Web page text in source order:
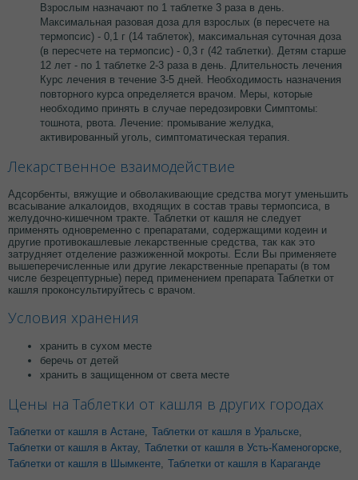
Взрослым назначают по 1 таблетке 3 раза в день.
Максимальная разовая доза для взрослых (в пересчете на
термопсис) - 0,1 г (14 таблеток), максимальная суточная доза
(в пересчете на термопсис) - 0,3 г (42 таблетки). Детям старше
12 лет - по 1 таблетке 2-3 раза в день. Длительность лечения
Курс лечения в течение 3-5 дней. Необходимость назначения
повторного курса определяется врачом. Меры, которые
необходимо принять в случае передозировки Симптомы:
тошнота, рвота. Лечение: промывание желудка,
активированный уголь, симптоматическая терапия.
Лекарственное взаимодействие
Адсорбенты, вяжущие и обволакивающие средства могут уменьшить
всасывание алкалоидов, входящих в состав травы термопсиса, в
желудочно-кишечном тракте. Таблетки от кашля не следует
применять одновременно с препаратами, содержащими кодеин и
другие противокашлевые лекарственные средства, так как это
затрудняет отделение разжиженной мокроты. Если Вы применяете
вышеперечисленные или другие лекарственные препараты (в том
числе безрецептурные) перед применением препарата Таблетки от
кашля проконсультируйтесь с врачом.
Условия хранения
хранить в сухом месте
беречь от детей
хранить в защищенном от света месте
Цены на Таблетки от кашля в других городах
Таблетки от кашля в Астане Таблетки от кашля в Уральске
Таблетки от кашля в Актау, Таблетки от кашля в Усть-Каменогорске
Таблетки от кашля в Шымкенте Таблетки от кашля в Караганде